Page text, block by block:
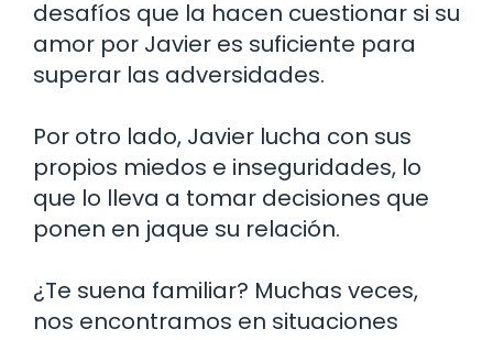
desafíos que la hacen cuestionar si su
amor por Javier es suficiente para
superar las adversidades.
Por otro lado, Javier lucha con sus
propios miedos e inseguridades, lo
que lo lleva a tomar decisiones que
ponen en jaque su relación.
¿Te suena familiar? Muchas veces,
nos encontramos en situaciones